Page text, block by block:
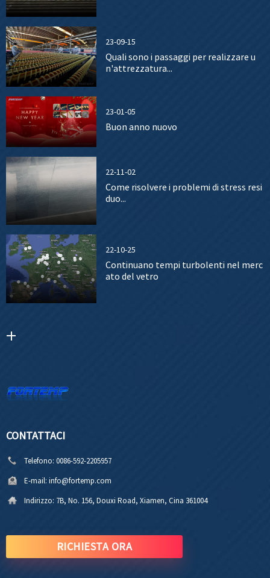
23-09-15
Quali sono i passaggi per realizzare u
n'attrezzatura...
23-01-05
Buon anno nuovo
22-11-02
Come risolvere i problemi di stress resi
duo...
22-10-25
Continuano tempi turbolenti nel merc
ato del vetro
CONTATTACI
Telefono: 0086-592-2205957
E-mail: info@fortemp.com
Indirizzo: 7B, No. 156, Douxi Road, Xiamen, Cina 361004
RICHIESTA ORA